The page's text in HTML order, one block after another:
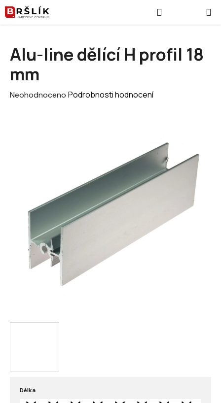
Přejít na obsah
Délka
Alu-line dělící H profil 18
mm
Průměrné hodnocení produktu je 0,0 z 5 hvězdiček.
Neohodnoceno Podrobnosti hodnocení